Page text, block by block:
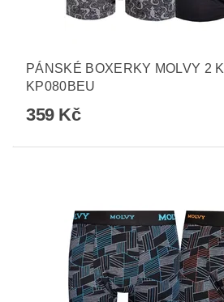
PÁNSKÉ BOXERKY MOLVY 2
KP080BEU
359 Kč